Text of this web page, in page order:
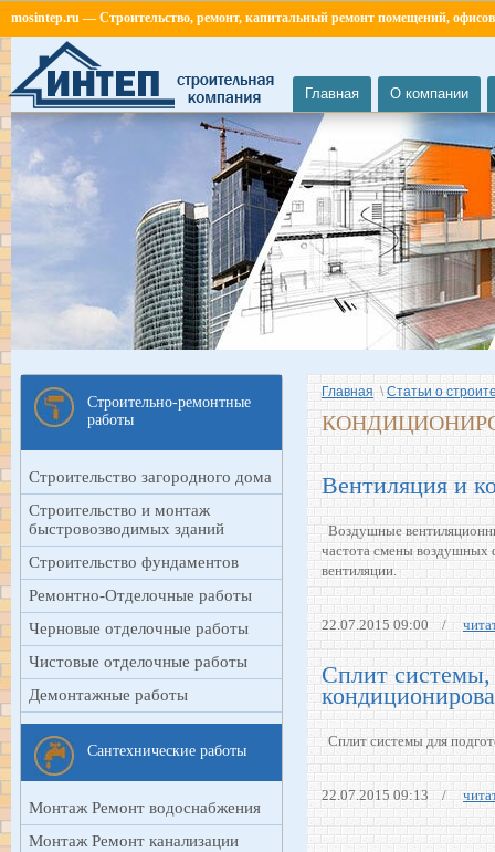
mosintep.ru — Строительство, ремонт, капитальный ремонт помещений,
Главная О компании
Главная\ Статьи о
Вентиляция и
Воздушные
частота смены воздушных
вентиляции.
22.07.2015 09:00 /
Сплит системы,
Сплит системы для
22.07.2015 09:13 /
Строительно-ремонтные
работы
Строительство загородного дома
Строительство и монтаж
быстровозводимых зданий
Строительство фундаментов
Ремонтно-Отделочные работы
Черновые отделочные работы
Чистовые отделочные работы
Демонтажные работы
Сантехнические работы
Монтаж Ремонт водоснабжения
Монтаж Ремонт канализации